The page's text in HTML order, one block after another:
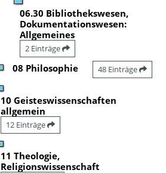
06.30 Bibliothekswesen,
Dokumentationswesen:
Allgemeines
2 Einträge
08 Philosophie 48 Einträge
10 Geisteswissenschaften
allgemein
12 Einträge
11 Theologie,
Religionswissenschaft